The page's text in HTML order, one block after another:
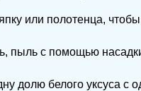
или полотенца,
пыль с помощью
долю белого уксуса с